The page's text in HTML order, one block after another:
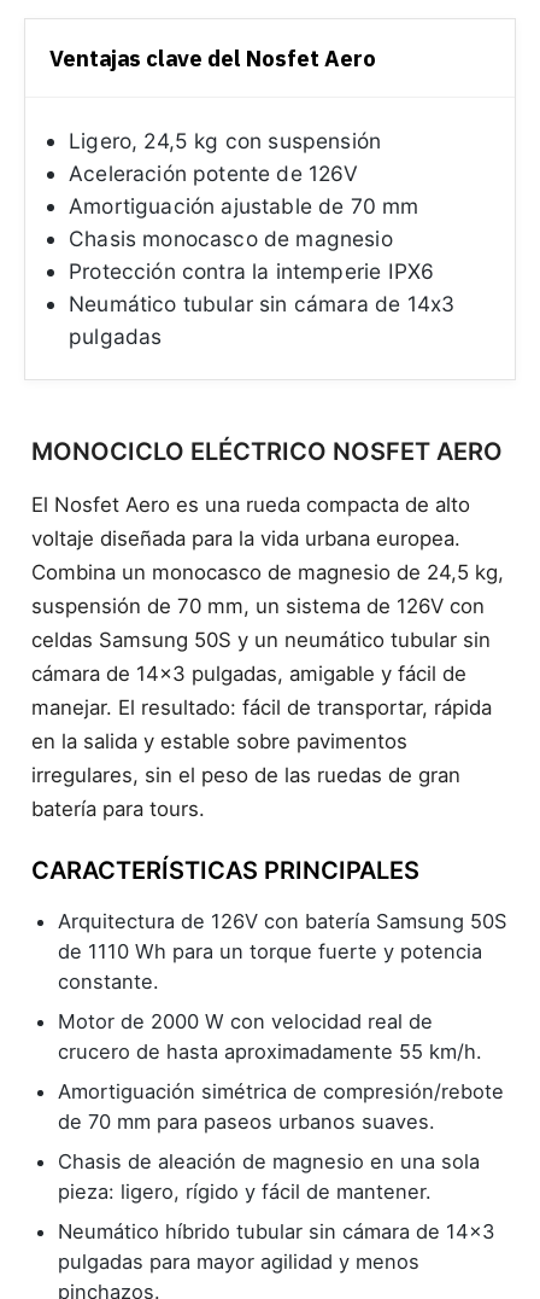
Ventajas clave del Nosfet Aero
Ligero, 24,5 kg con suspensión
Aceleración potente de 126V
Amortiguación ajustable de 70 mm
Chasis monocasco de magnesio
Protección contra la intemperie IPX6
Neumático tubular sin cámara de 14x3
pulgadas
MONOCICLO ELÉCTRICO NOSFET AERO
El Nosfet Aero es una rueda compacta de alto
voltaje diseñada para la vida urbana europea.
Combina un monocasco de magnesio de 24,5 kg,
suspensión de 70 mm, un sistema de 126V con
celdas Samsung 50S y un neumático tubular sin
cámara de 14×3 pulgadas, amigable y fácil de
manejar. El resultado: fácil de transportar, rápida
en la salida y estable sobre pavimentos
irregulares, sin el peso de las ruedas de gran
batería para tours.
CARACTERÍSTICAS PRINCIPALES
Arquitectura de 126V con batería Samsung 50S
de 1110 Wh para un torque fuerte y potencia
constante.
Motor de 2000 W con velocidad real de
crucero de hasta aproximadamente 55 km/h.
Amortiguación simétrica de compresión/rebote
de 70 mm para paseos urbanos suaves.
Chasis de aleación de magnesio en una sola
pieza: ligero, rígido y fácil de mantener.
Neumático híbrido tubular sin cámara de 14×3
pulgadas para mayor agilidad y menos
pinchazos.